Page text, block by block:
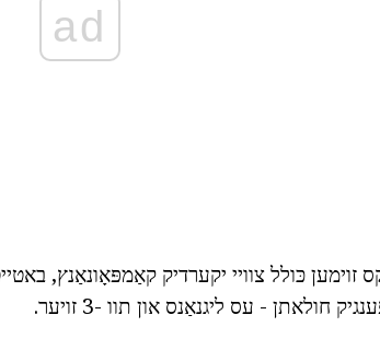
ad
זוימען כּולל צוויי יקערדיק קאַמפּאָונאַנץ,
חולאתן - עס ליגנאַנס און תוו -3 זויער.